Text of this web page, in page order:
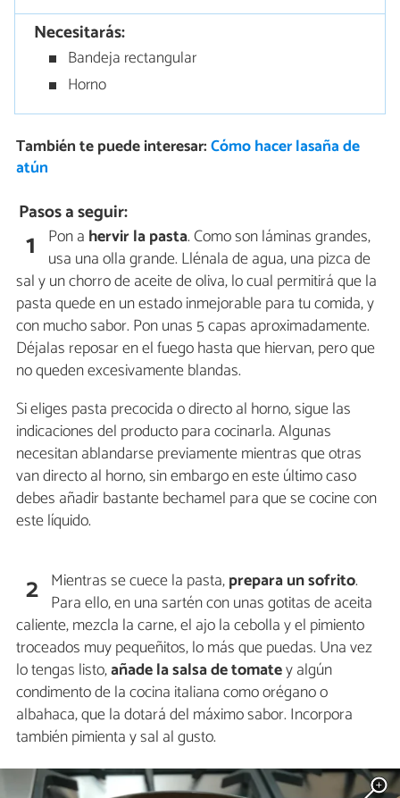
Necesitarás:
Bandeja rectangular
Horno
También te puede interesar:Cómo hacer lasaña de
atún
Pasos a seguir:
1 Pon a hervir la pasta. Como son láminas grandes,
usa una olla grande. Llénala de agua, una pizca de
sal y un chorro de aceite de oliva, lo cual permitirá que la
pasta quede en un estado inmejorable para tu comida, y
con mucho sabor. Pon unas 5 capas aproximadamente.
Déjalas reposar en el fuego hasta que hiervan, pero que
no queden excesivamente blandas.
Si eliges pasta precocida o directo al horno, sigue las
indicaciones del producto para cocinarla. Algunas
necesitan ablandarse previamente mientras que otras
van directo al horno, sin embargo en este último caso
debes añadir bastante bechamel para que se cocine con
este líquido.
2 Mientras se cuece la pasta,prepara un sofrito.
Para ello, en una sartén con unas gotitas de aceita
caliente, mezcla la carne, el ajo la cebolla y el pimiento
troceados muy pequeñitos, lo más que puedas. Una vez
lo tengas listo,añade la salsa de tomatey algún
condimento de la cocina italiana como orégano o
albahaca, que la dotará del máximo sabor. Incorpora
también pimienta y sal al gusto.